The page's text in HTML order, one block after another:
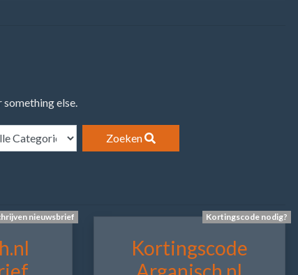
else.
Zoeken
nieuwsbrief Kortingscode nodig?
Kortingscode